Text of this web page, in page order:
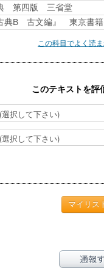
第四版 三省堂
典B 古文編』 東京書籍
この科目でよく読
このテキストを評
マイリス